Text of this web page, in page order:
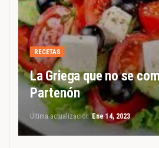
RECETAS
La Griega que no se
Partenón
Última actualización Ene 14, 2023